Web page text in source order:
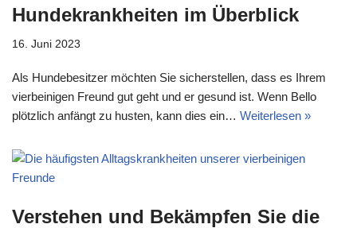
Hundekrankheiten im Überblick
16. Juni 2023
Als Hundebesitzer möchten Sie sicherstellen, dass es Ihrem
vierbeinigen Freund gut geht und er gesund ist. Wenn Bello
plötzlich anfängt zu husten, kann dies ein… Weiterlesen »
Verstehen und Bekämpfen Sie die